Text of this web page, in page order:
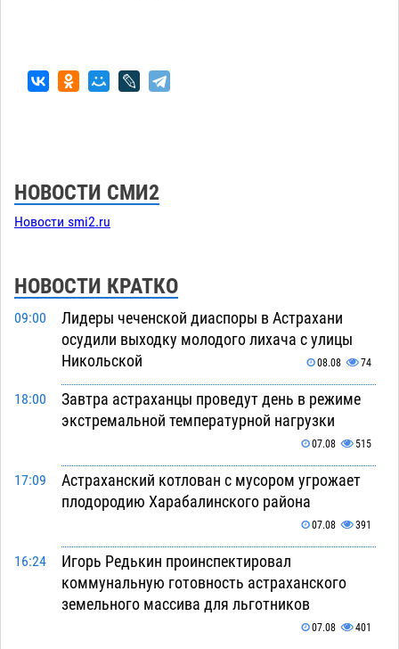
НОВОСТИ СМИ2
Новости smi2.ru
НОВОСТИ КРАТКО
09:00
Лидеры чеченской диаспоры в Астрахани
осудили выходку молодого лихача с улицы
Никольской
08.08 74
18:00
Завтра астраханцы проведут день в режиме
экстремальной температурной нагрузки
07.08 515
17:09
Астраханский котлован с мусором угрожает
плодородию Харабалинского района
07.08 391
16:24
Игорь Редькин проинспектировал
коммунальную готовность астраханского
земельного массива для льготников
07.08 401